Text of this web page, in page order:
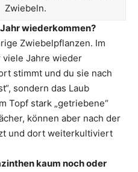
Zwiebeln.
wiederkommen?
Zwiebelpflanzen. Im
viele Jahre wieder
stimmt und du sie nach
sondern das Laub
Topf stark „getriebene“
können aber nach der
und dort weiterkultiviert
kaum noch oder